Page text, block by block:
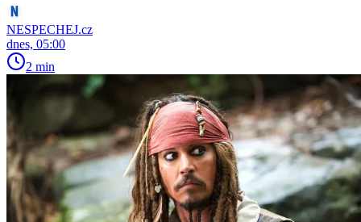
NESPECHEJ.cz
dnes, 05:00
2 min